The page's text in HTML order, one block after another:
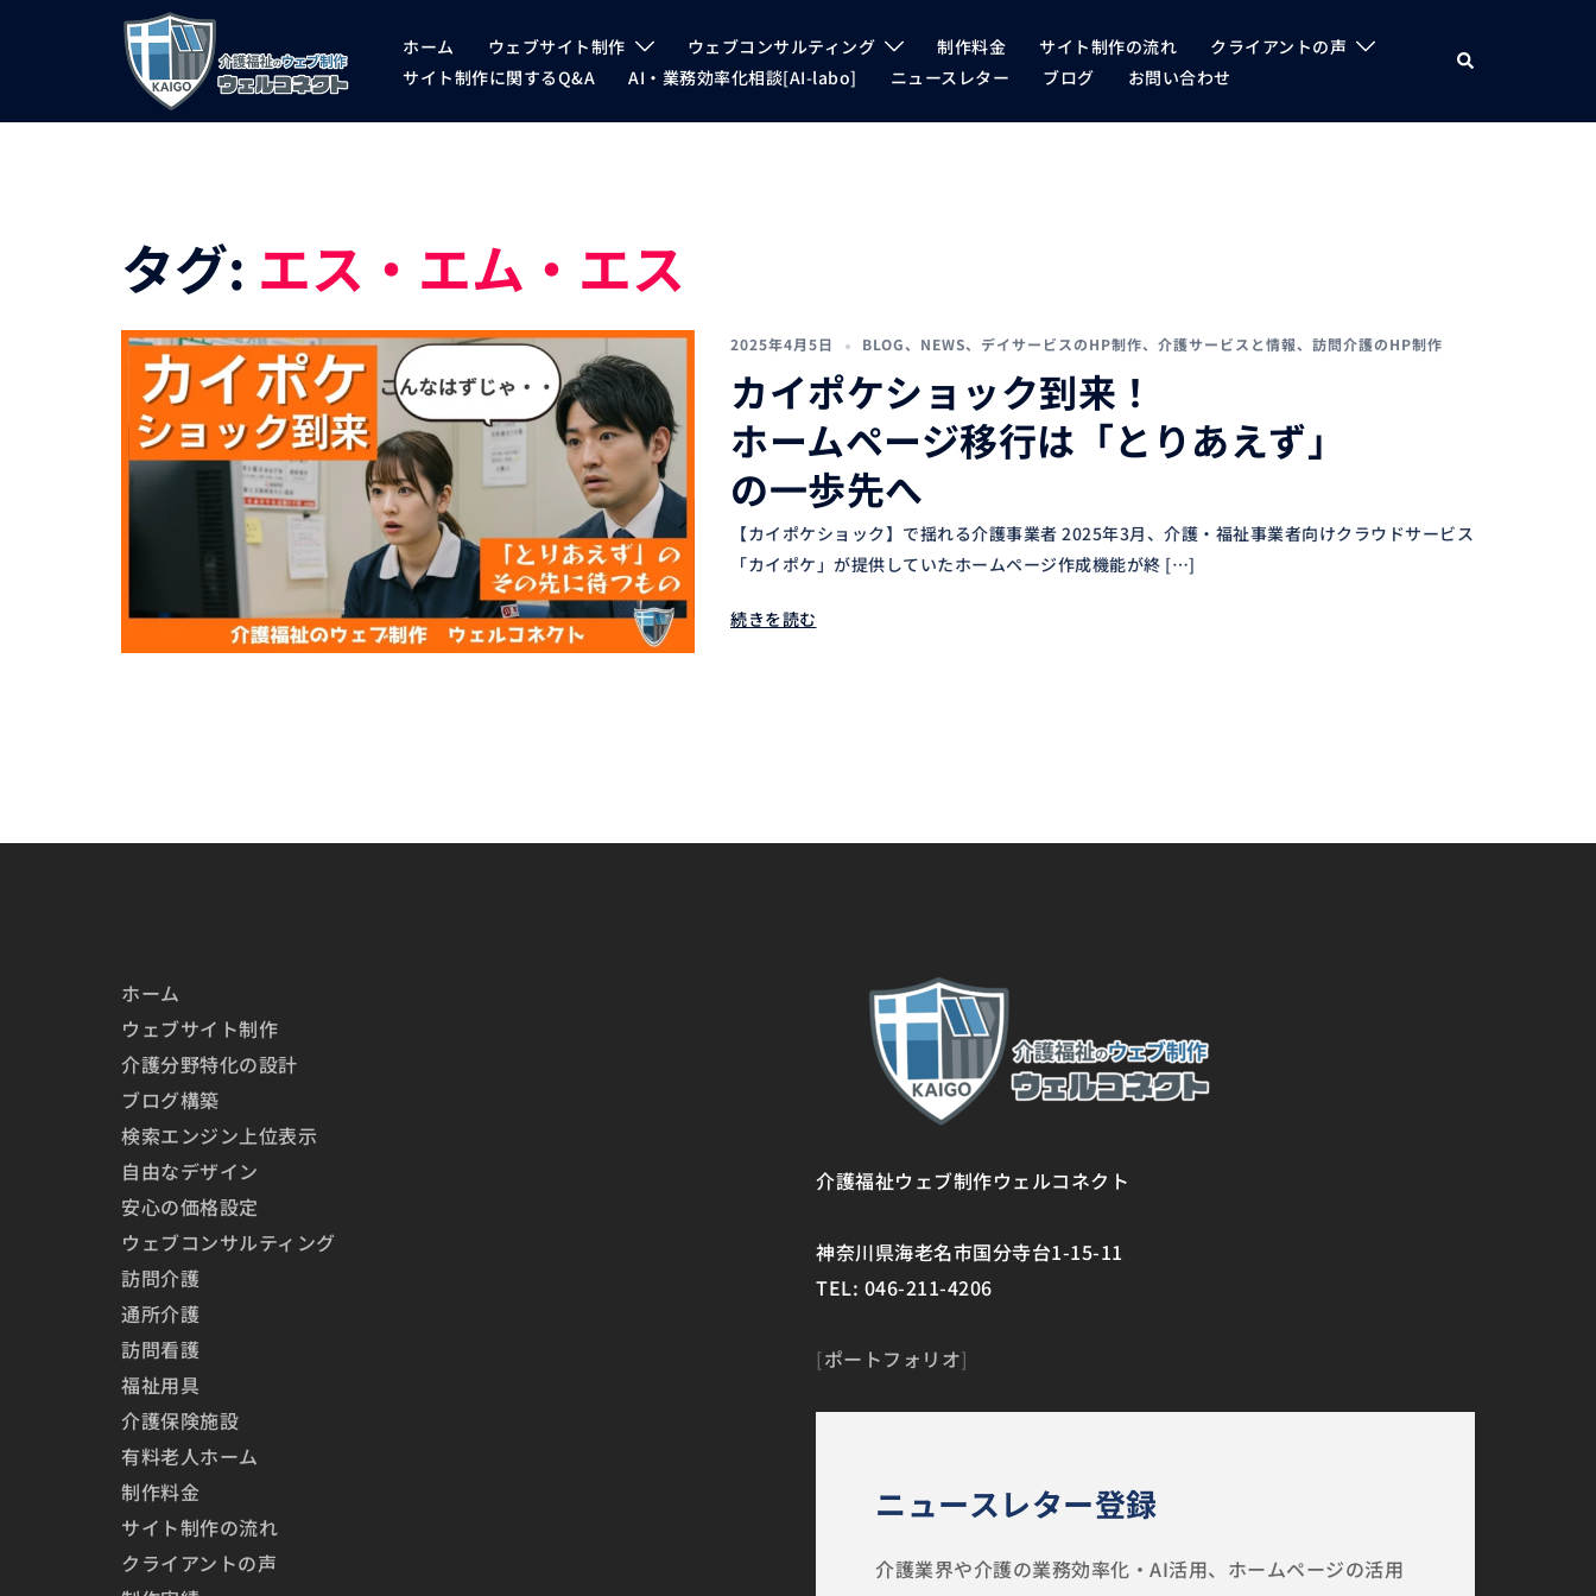
ホーム ウェブサイト制作 ウェブコンサルティング 制作料金 サイト制作の流れ
クライアントの声
サイト制作に関するQ&A
AI・業務効率化相談[AI-labo] ニュースレター ブログ お問い合わせ
検
索
タグ: エス・エム・エス
2025年4月5日 BLOG、 NEWS、 デイサービスのHP制作、 介護サービスと情報、 訪問介護のHP制作
カイポケショック到来！
ホームページ移行は「とりあえず」
の一歩先へ
【カイポケショック】で揺れる介護事業者 2025年3月、介護・福祉事業者向けクラウドサービス
「カイポケ」が提供していたホームページ作成機能が終 […]
続きを読む
ホーム
ウェブサイト制作
介護分野特化の設計
ブログ構築
検索エンジン上位表示
自由なデザイン
安心の価格設定
ウェブコンサルティング
訪問介護
通所介護
訪問看護
福祉用具
介護保険施設
有料老人ホーム
制作料金
サイト制作の流れ
クライアントの声
介護福祉ウェブ制作ウェルコネクト
神奈川県海老名市国分寺台1-15-11
TEL: 046-211-4206
[ポートフォリオ]
ニュースレター登録
介護業界や介護の業務効率化・AI活用、ホームページの活用